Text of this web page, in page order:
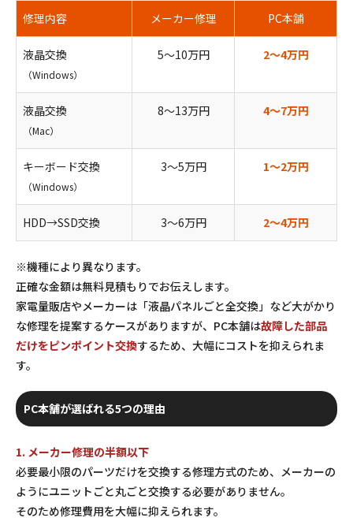
修理内容 メーカー修理 PC本舗
液晶交換
（Windows）
5〜10万円 2〜4万円
液晶交換
（Mac）
8〜13万円 4〜7万円
キーボード交換
（Windows）
3〜5万円 1〜2万円
HDD→SSD交換 3〜6万円 2〜4万円
※機種により異なります。
正確な金額は無料見積もりでお伝えします。
家電量販店やメーカーは「液晶パネルごと全交換」など大がかり
な修理を提案するケースがありますが、PC本舗は故障した部品
だけをピンポイント交換するため、大幅にコストを抑えられま
す。
PC本舗が選ばれる5つの理由
1. メーカー修理の半額以下
必要最小限のパーツだけを交換する修理方式のため、メーカーの
ようにユニットごと丸ごと交換する必要がありません。
そのため修理費用を大幅に抑えられます。